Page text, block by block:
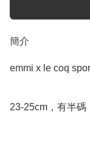
簡介
emmi x le coq
23-25cm，有半碼